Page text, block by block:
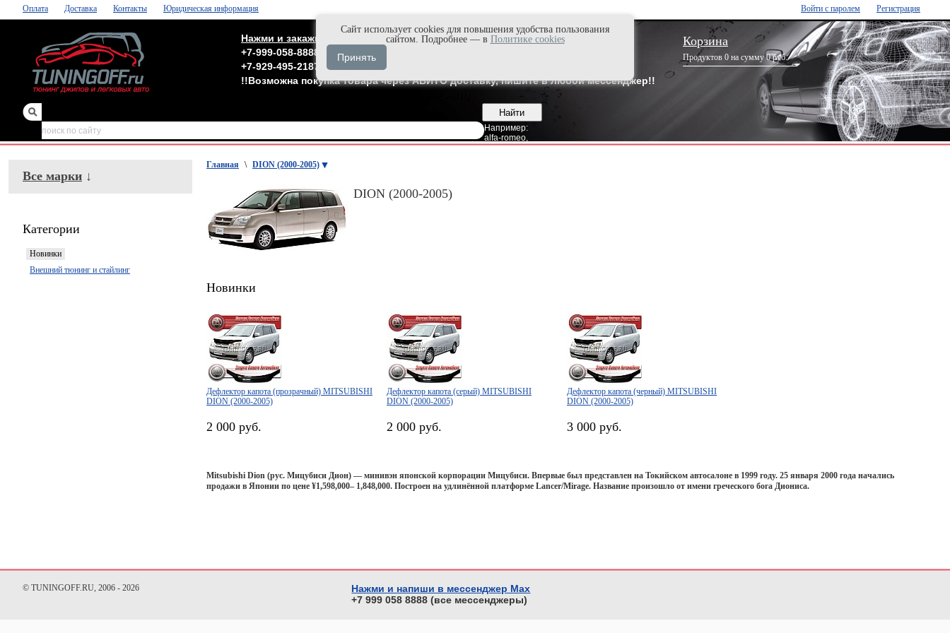
Войти с паролем Регистрация
Оплата Доставка Контакты Юридическая информация
Корзина
Продуктов 0 на сумму 0 руб.
Нажми и закажи быстро в Max'е
+7-999-058-8888
Владивосток
+7-929-495-2187
Москва
!!Возможна покупка товара через АВИТО доставку, пишите в любой мессенджер!!
Например:
alfa-romeo,
зеркала,обвесы
Все марки ↓
Категории
Новинки
Внешний тюнинг и стайлинг
Главная \ DION (2000-2005)
DION (2000-2005)
Новинки
Дефлектор капота (прозрачный) MITSUBISHI
DION (2000-2005)
2 000 руб.
Дефлектор капота (серый) MITSUBISHI
DION (2000-2005)
2 000 руб.
Дефлектор капота (черный) MITSUBISHI
DION (2000-2005)
3 000 руб.
Mitsubishi Dion (рус. Мицубиси Дион) — минивэн японской корпорации Мицубиси. Впервые был представлен на Токийском автосалоне в 1999 году. 25 января 2000 года начались
продажи в Японии по цене ¥1,598,000– 1,848,000. Построен на удлинённой платформе Lancer/Mirage. Название произошло от имени греческого бога Диониса.
© TUNINGOFF.RU, 2006 - 2026
Нажми и напиши в мессенджер Max
+7 999 058 8888 (все мессенджеры)
Cайт использует cookies для повышения удобства пользования
сайтом. Подробнее — в Политике cookies
Принять